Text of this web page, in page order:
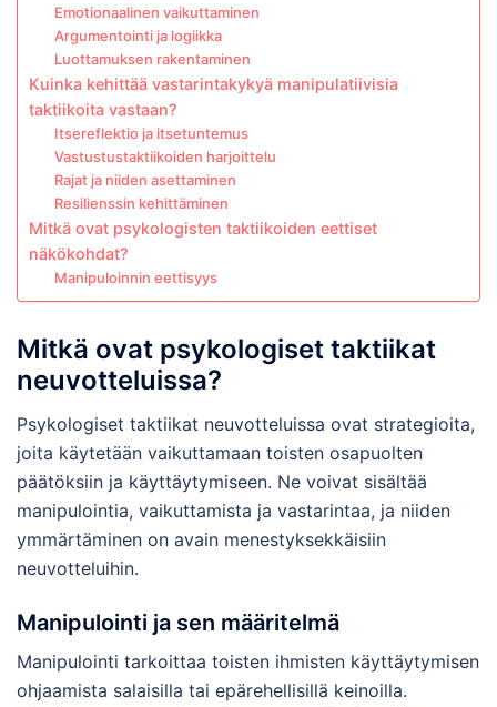
Emotionaalinen vaikuttaminen
Argumentointi ja logiikka
Luottamuksen rakentaminen
Kuinka kehittää vastarintakykyä manipulatiivisia
taktiikoita vastaan?
Itsereflektio ja itsetuntemus
Vastustustaktiikoiden harjoittelu
Rajat ja niiden asettaminen
Resilienssin kehittäminen
Mitkä ovat psykologisten taktiikoiden eettiset
näkökohdat?
Manipuloinnin eettisyys
Mitkä ovat psykologiset taktiikat
neuvotteluissa?
Psykologiset taktiikat neuvotteluissa ovat strategioita,
joita käytetään vaikuttamaan toisten osapuolten
päätöksiin ja käyttäytymiseen. Ne voivat sisältää
manipulointia, vaikuttamista ja vastarintaa, ja niiden
ymmärtäminen on avain menestyksekkäisiin
neuvotteluihin.
Manipulointi ja sen määritelmä
Manipulointi tarkoittaa toisten ihmisten käyttäytymisen
ohjaamista salaisilla tai epärehellisillä keinoilla.